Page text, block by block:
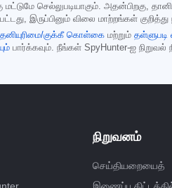
செல்லுபடியாகும். அதன்பிறகு,
இருப்பினும் விலை மாற்றங்கள்
தனியுரிமை/குக்கீ கொள்கை மற்றும் தள்ளுபடி
பார்க்கவும். நீங்கள் SpyHunter-ஐ நிறுவல்
நிறுவனம்
செய்தியறையைத்
இணைப்பு